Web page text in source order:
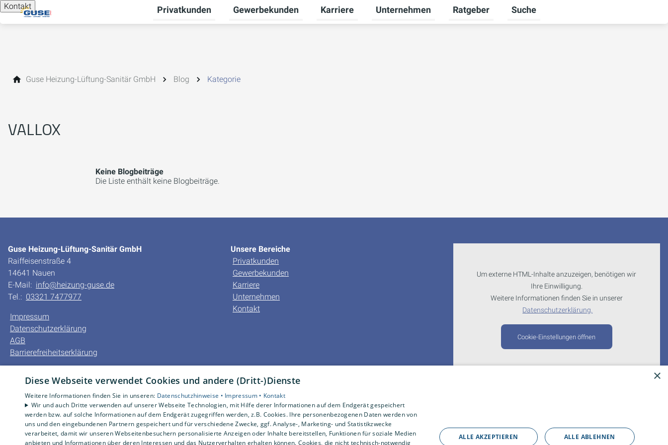
Kontakt Privatkunden
Untermenü für Privatkunden umschalten
Gewerbekunden
Untermenü für Gewerbekunden umschalten
Karriere
Untermenü für Karriere umschalten
Unternehmen
Untermenü für Unternehmen umschalten
Ratgeber
Untermenü für Ratgeber umschalten
Suche
Guse Heizung-Lüftung-Sanitär GmbH Blog Kategorie
VALLOX
Keine Blogbeiträge
Die Liste enthält keine Blogbeiträge.
Guse Heizung-Lüftung-Sanitär GmbH
Raiffeisenstraße 4
14641 Nauen
E-Mail: info@heizung-guse.de
Tel.: 03321 7477977
Impressum
Datenschutzerklärung
AGB
Barrierefreiheitserklärung
Unsere Bereiche
Privatkunden
Gewerbekunden
Karriere
Unternehmen
Kontakt
Um externe HTML-Inhalte anzuzeigen, benötigen wir
Ihre Einwilligung.
Weitere Informationen finden Sie in unserer
Datenschutzerklärung.
Cookie-Einstellungen öffnen
×
Diese Webseite verwendet Cookies und andere (Dritt-)Dienste
Weitere Informationen finden Sie in unseren: Datenschutzhinweise • Impressum • Kontakt
Wir und auch Dritte verwenden auf unserer Webseite Technologien, mit Hilfe derer Informationen auf dem Endgerät gespeichert
werden bzw. auf solche Informationen auf dem Endgerät zugegriffen werden, z.B. Cookies. Ihre personenbezogenen Daten werden von
uns und den eingebundenen Partnern gespeichert und für verschiedene Zwecke, ggf. Analyse-, Marketing- und Statistikzwecke
verarbeitet, damit wir unseren Webseitenbesuchern personalisierte Anzeigen oder Inhalte bereitstellen, Funktionen für soziale Medien
anbieten und Informationen über deren Interessen und das Nutzerverhalten erhalten können. Cookies, die nicht technisch-notwendig
ALLE AKZEPTIEREN ALLE ABLEHNEN